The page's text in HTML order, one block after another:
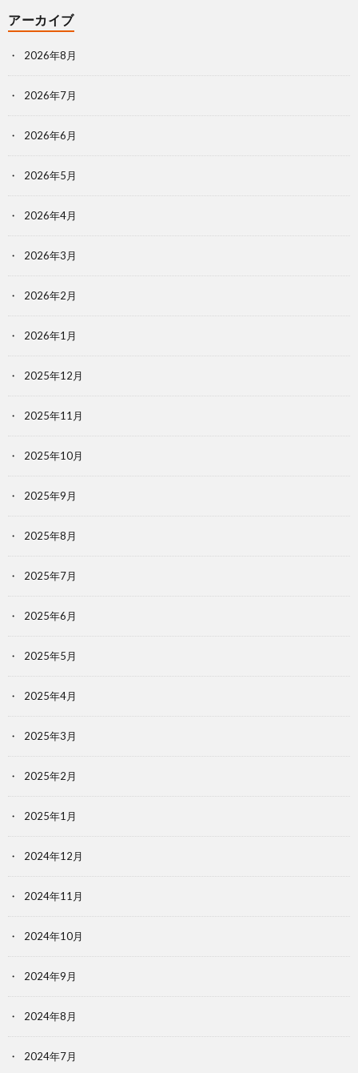
アーカイブ
2026年8月
2026年7月
2026年6月
2026年5月
2026年4月
2026年3月
2026年2月
2026年1月
2025年12月
2025年11月
2025年10月
2025年9月
2025年8月
2025年7月
2025年6月
2025年5月
2025年4月
2025年3月
2025年2月
2025年1月
2024年12月
2024年11月
2024年10月
2024年9月
2024年8月
2024年7月